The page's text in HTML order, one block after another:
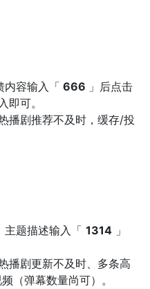
内容输入「 666 」后点击
即可。
播剧推荐不及时，缓存/投
主题描述输入「 1314 」
播剧更新不及时、多条高
（弹幕数量尚可）。